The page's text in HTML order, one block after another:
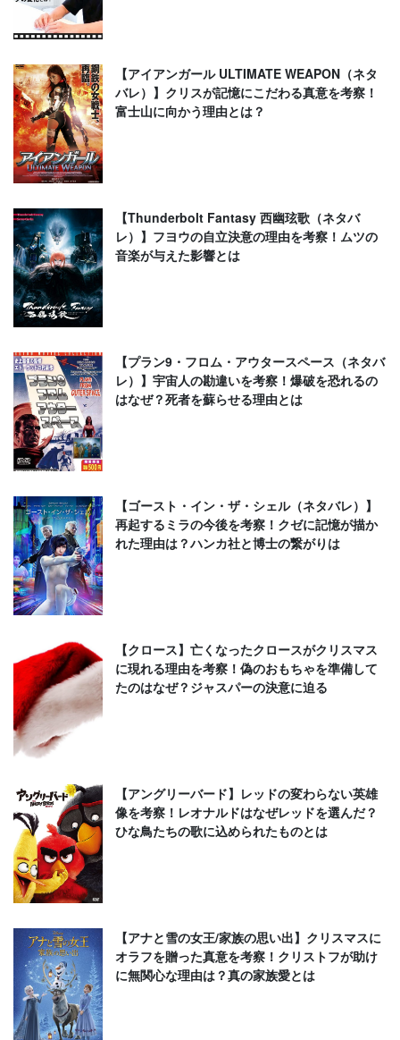
【アイアンガール ULTIMATE WEAPON（ネタ
バレ）】クリスが記憶にこだわる真意を考察！
富士山に向かう理由とは？
【Thunderbolt Fantasy 西幽玹歌（ネタバ
レ）】フヨウの自立決意の理由を考察！ムツの
音楽が与えた影響とは
【プラン9・フロム・アウタースペース（ネタバ
レ）】宇宙人の勘違いを考察！爆破を恐れるの
はなぜ？死者を蘇らせる理由とは
【ゴースト・イン・ザ・シェル（ネタバレ）】
再起するミラの今後を考察！クゼに記憶が描か
れた理由は？ハンカ社と博士の繋がりは
【クロース】亡くなったクロースがクリスマス
に現れる理由を考察！偽のおもちゃを準備して
たのはなぜ？ジャスパーの決意に迫る
【アングリーバード】レッドの変わらない英雄
像を考察！レオナルドはなぜレッドを選んだ？
ひな鳥たちの歌に込められたものとは
【アナと雪の女王/家族の思い出】クリスマスに
オラフを贈った真意を考察！クリストフが助け
に無関心な理由は？真の家族愛とは